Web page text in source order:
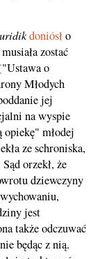
doniósło
zostać
o
Młodych
jej
na wyspie
opiekę" młodej
ze schroniska,
orzekł, że
dziewczyny
jest
także odczuwać
będąc z nią.